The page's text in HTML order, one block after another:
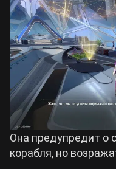
Она предупредит о
корабля, но